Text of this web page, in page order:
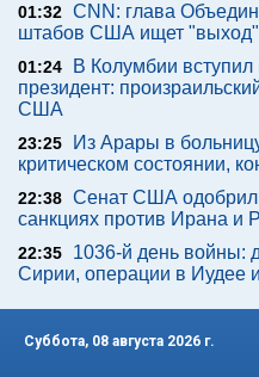
01:32 CNN: глава
штабов США ищет
01:24
В Колумбии
президент:
США
23:25
Из Арары в
критическом состоянии,
22:38 Сенат США одобрил
санкциях против Ирана и
22:35
1036-й день войны:
Сирии, операции в Иудее
Суббота, 08 августа 2026 г.